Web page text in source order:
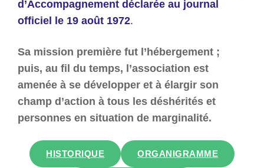
d’Accompagnement déclarée au journal
officiel le 19 août 1972.
Sa mission première fut l’hébergement ;
puis, au fil du temps, l’association est
amenée à se développer et à élargir son
champ d’action à tous les déshérités et
personnes en situation de marginalité.
HISTORIQUE ORGANIGRAMME